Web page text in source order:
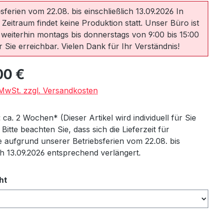
vom 22.08. bis einschließlich 13.09.2026 In
Zeitraum findet keine Produktion statt. Unser Büro ist
montags bis donnerstags von 9:00 bis 15:00
Sie erreichbar. Vielen Dank für Ihr Verständnis!
€
zzgl. Versandkosten
ca. 2 Wochen* (Dieser Artikel wird individuell für Sie
beachten Sie, dass sich die Lieferzeit für
aufgrund unserer Betriebsferien vom 22.08. bis
13.09.2026 entsprechend verlängert.